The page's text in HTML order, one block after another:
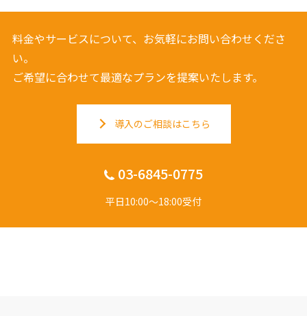
料金やサービスについて、お気軽にお問い合わせくださ
い。
ご希望に合わせて最適なプランを提案いたします。
導入のご相談はこちら
03-6845-0775
平日10:00〜18:00受付